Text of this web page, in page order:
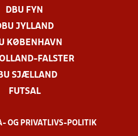
DBU FYN
JYLLAND
KØBENHAVN
FALSTER
SJÆLLAND
FUTSAL
OG PRIVATLIVS-POLITIK